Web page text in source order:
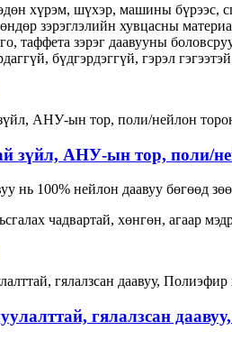
хүрэм, шүхэр, машины бүрээс,
зэрэглэлийн хувцасны
таффета зэрэг даавууны
бүдгэрдэггүй, гэрэл
зүйл, АНУ-ын тор, поли/
нь 100% нейлон даавуу бөгөөд
чадвартай, хөнгөн, агаар
гялалзсан